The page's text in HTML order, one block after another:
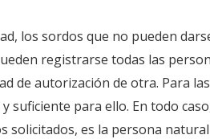
los sordos que no pueden
registrarse todas las
de autorización de otra. Para
suficiente para ello. En todo
solicitados, es la persona